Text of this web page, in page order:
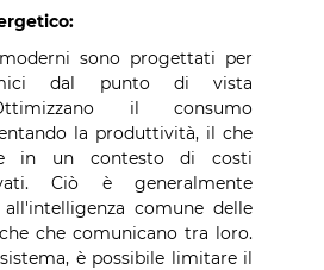
sono progettati per
dal punto di vista
il consumo
la produttività, il che
in un contesto di costi
Ciò è generalmente
comune delle
che comunicano tra loro.
è possibile limitare il